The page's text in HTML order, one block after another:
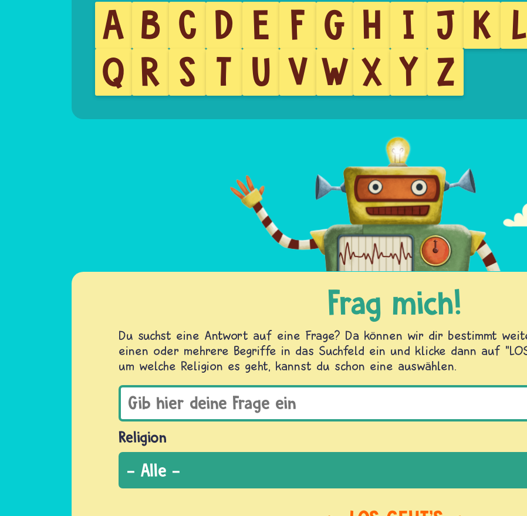
A B C D E F G H I J K L
Q R S T U V W X Y Z
Frag mich!
Du suchst eine Antwort auf eine Frage? Da können wir dir bestimmt
einen oder mehrere Begriffe in das Suchfeld ein und klicke dann auf
um welche Religion es geht, kannst du schon eine auswählen.
Religion